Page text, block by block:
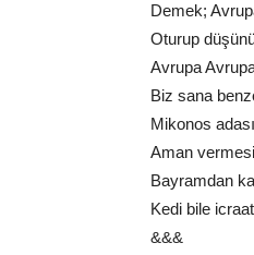
Demek;
Oturup
Avrupa
Biz sana
Mikonos
Aman
Bayramdan
Kedi bile
&&&